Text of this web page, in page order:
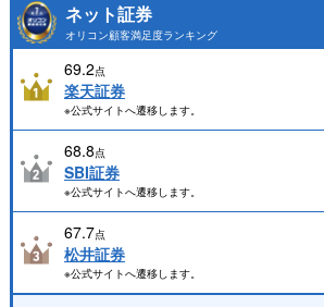
ネット証券
オリコン顧客満足度ランキング
69.2点
楽天証券
※公式サイトへ遷移します。
68.8点
SBI証券
※公式サイトへ遷移します。
67.7点
松井証券
※公式サイトへ遷移します。